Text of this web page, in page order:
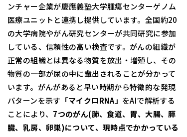
ンチャー企業が慶應義塾大学腫瘍センターゲノム
医療ユニットと連携し提供しています。全国約20
の大学病院やがん研究センターが共同研究に参加
している、信頼性の高い検査です。がんの組織が
正常の組織とは異なる物質を放出・増殖し、その
物質の一部が尿の中に輩出されることが分かって
います。がんがあると早い時期から特徴的な発現
パターンを示す 「マイクロRNA 」 をAIで解析する
ことにより、 7つのがん(肺、食道、胃、大腸、膵
臓、乳房、卵巣)について、現時点でかかっている